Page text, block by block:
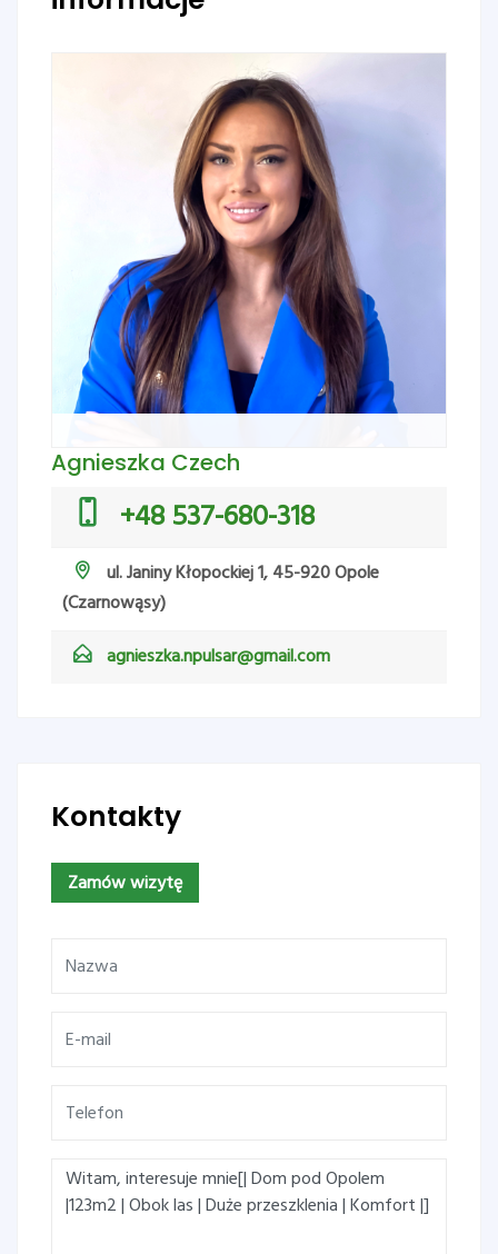
Agnieszka Czech
+48 537-680-318
ul. Janiny Kłopockiej 1, 45-920 Opole
(Czarnowąsy)
agnieszka.npulsar@gmail.com
Kontakty
Zamów wizytę